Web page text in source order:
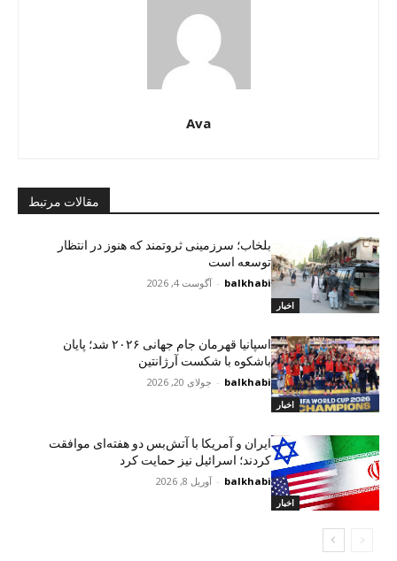
Ava
مقالات مرتبط
اخبار
بلخاب؛ سرزمینی ثروتمند که هنوز در انتظار
توسعه است
balkhabi
- آگوست 4, 2026
اخبار
اسپانیا قهرمان جام جهانی ۲۰۲۶ شد؛ پایان
باشکوه با شکست آرژانتین
balkhabi
- جولای 20, 2026
اخبار
ایران و آمریکا با آتش‌بس دو هفته‌ای موافقت
کردند؛ اسرائیل نیز حمایت کرد
balkhabi
- آوریل 8, 2026